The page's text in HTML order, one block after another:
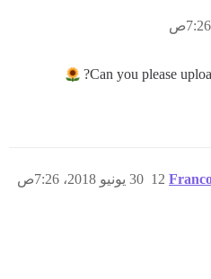
Can you please
30 يونيو 2018، 7:26ص 12